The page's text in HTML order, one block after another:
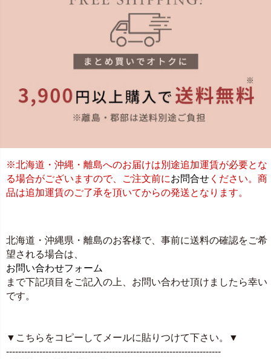
※北海道・沖縄・離島へのお届けは別途追加運賃が必要とな
る場合がございますので、ご注文前にお問合せ ください。商
品は追加運賃のご了承を頂いてからの発送となります。
北海道・沖縄県・離島のお客様で、事前に送料の確認をご希
望される場合は、
お問い合わせフォーム
まで下記項目をご記入の上、お問い合わせ頂けましたら幸い
です。
▼こちらをコピーしてメールに貼りつけて下さい。▼
-----------------------------------------------------------------------